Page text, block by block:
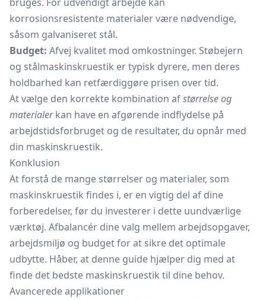
korrosionsresistente materialer være nødvendige,
såsom galvaniseret stål.
Budget: Afvej kvalitet mod omkostninger. Støbejern
og stålmaskinskruestik er typisk dyrere, men deres
holdbarhed kan retfærdiggøre prisen over tid.
At vælge den korrekte kombination afstørrelse og
materialerkan have en afgørende indflydelse på
arbejdstidsforbruget og de resultater, du opnår med
din maskinskruestik.
Konklusion
At forstå de mange størrelser og materialer, som
maskinskruestik findes i, er en vigtig del af dine
forberedelser, før du investerer i dette uundværlige
værktøj. Afbalancér dine valg mellem arbejdsopgaver,
arbejdsmiljø og budget for at sikre det optimale
udbytte. Håber, at denne guide hjælper dig med at
finde det bedste maskinskruestik til dine behov.
Avancerede applikationer